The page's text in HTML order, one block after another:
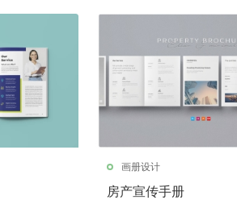
画册设计
房产宣传手册